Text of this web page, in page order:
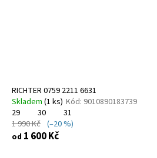
RICHTER 0759 2211 6631
Skladem (1 ks) Kód: 9010890183739
29
30
31
1 990 Kč (–20 %)
od 1 600 Kč